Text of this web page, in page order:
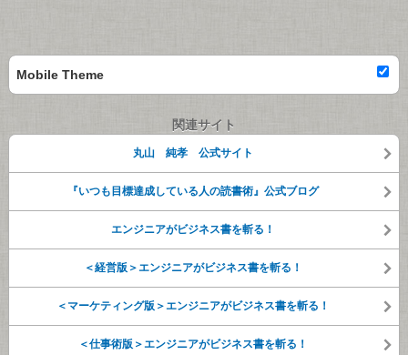
Mobile Theme
関連サイト
丸山 純孝 公式サイト
『いつも目標達成している人の読書術』公式ブログ
エンジニアがビジネス書を斬る！
＜経営版＞エンジニアがビジネス書を斬る！
＜マーケティング版＞エンジニアがビジネス書を斬る！
＜仕事術版＞エンジニアがビジネス書を斬る！